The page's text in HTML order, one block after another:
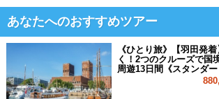
あなたへのおすすめツアー
《ひとり旅》【羽田発
く！2つのクルーズで国
周遊13日間《スタンダ